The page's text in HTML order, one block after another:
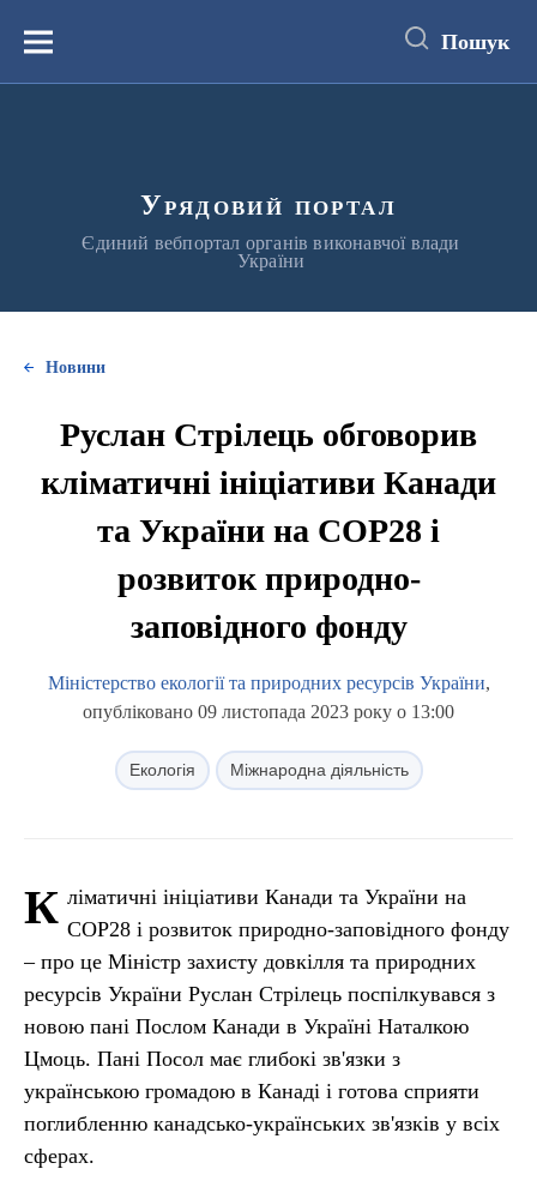
вмістуМеню Пошук
Урядовий портал
Єдиний вебпортал органів виконавчої влади
України
Новини
Руслан Стрілець обговорив
кліматичні ініціативи Канади
та України на СОР28 і
розвиток природно-
заповідного фонду
Міністерство екології та природних ресурсів України,
опубліковано 09 листопада 2023 року о 13:00
Екологія Міжнародна діяльність
К ліматичні ініціативи Канади та України на
СОР28 і розвиток природно-заповідного фонду
– про це Міністр захисту довкілля та природних
ресурсів України Руслан Стрілець поспілкувався з
новою пані Послом Канади в Україні Наталкою
Цмоць. Пані Посол має глибокі зв'язки з
українською громадою в Канаді і готова сприяти
поглибленню канадсько-українських зв'язків у всіх
сферах.